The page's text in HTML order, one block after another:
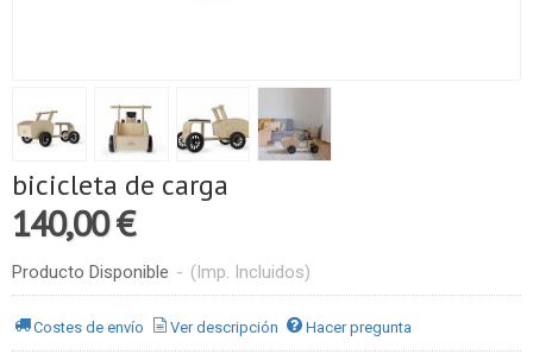
bicicleta de carga
140,00 €
Producto Disponible - (Imp. Incluidos)
Costes de envío Ver descripción Hacer pregunta